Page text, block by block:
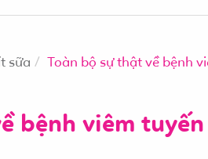
sữa Toàn bộ sự thật về bệnh
bệnh viêm